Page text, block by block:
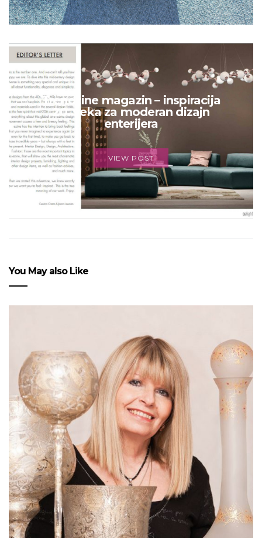
Trendzine magazin – inspiracija
20. veka za moderan dizajn
enterijera
VIEW POST
You May also Like